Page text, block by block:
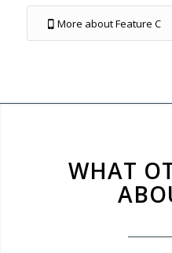
More about Feature C
WHAT